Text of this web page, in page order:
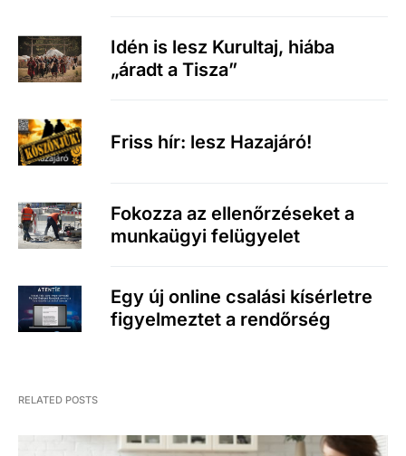
Idén is lesz Kurultaj, hiába
„áradt a Tisza”
Friss hír: lesz Hazajáró!
Fokozza az ellenőrzéseket a
munkaügyi felügyelet
Egy új online csalási kísérletre
figyelmeztet a rendőrség
RELATED POSTS